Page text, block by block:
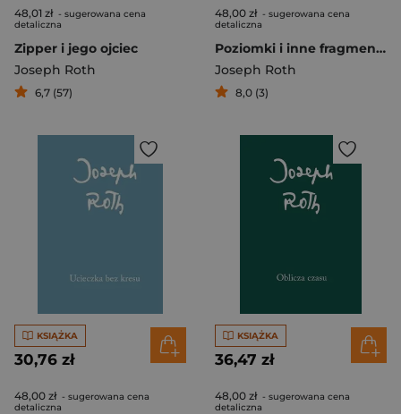
48,01 zł - sugerowana cena
detaliczna
Zipper i jego ojciec
Joseph Roth
6,7 (57)
48,00 zł - sugerowana cena
detaliczna
Poziomki i inne fragmenty prozy
Joseph Roth
8,0 (3)
KSIĄŻKA
30,76 zł
48,00 zł - sugerowana cena
detaliczna
KSIĄŻKA
36,47 zł
48,00 zł - sugerowana cena
detaliczna